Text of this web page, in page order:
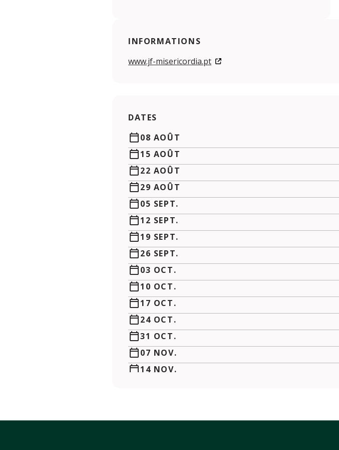
INFORMATIONS
www.jf-misericordia.pt
DATES
08 AOÛT
15 AOÛT
22 AOÛT
29 AOÛT
05 SEPT.
12 SEPT.
19 SEPT.
26 SEPT.
03 OCT.
10 OCT.
17 OCT.
24 OCT.
31 OCT.
07 NOV.
14 NOV.
05 DÉC.